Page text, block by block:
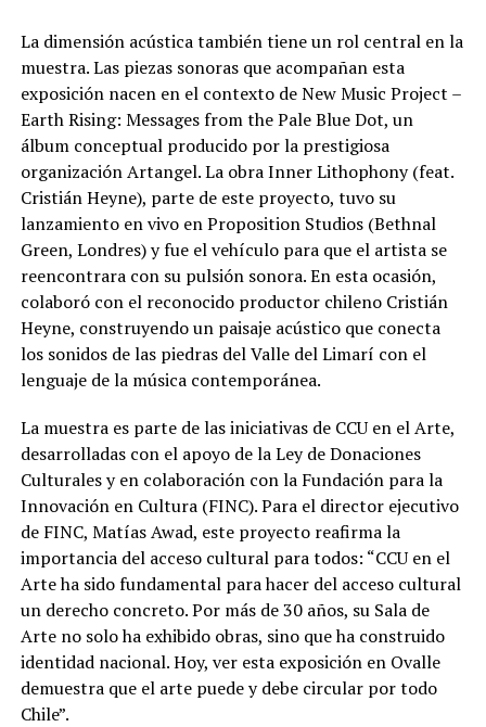
La dimensión acústica también tiene un rol central en la
muestra. Las piezas sonoras que acompañan esta
exposición nacen en el contexto de New Music Project –
Earth Rising: Messages from the Pale Blue Dot, un
álbum conceptual producido por la prestigiosa
organización Artangel. La obra Inner Lithophony (feat.
Cristián Heyne), parte de este proyecto, tuvo su
lanzamiento en vivo en Proposition Studios (Bethnal
Green, Londres) y fue el vehículo para que el artista se
reencontrara con su pulsión sonora. En esta ocasión,
colaboró con el reconocido productor chileno Cristián
Heyne, construyendo un paisaje acústico que conecta
los sonidos de las piedras del Valle del Limarí con el
lenguaje de la música contemporánea.
La muestra es parte de las iniciativas de CCU en el Arte,
desarrolladas con el apoyo de la Ley de Donaciones
Culturales y en colaboración con la Fundación para la
Innovación en Cultura (FINC). Para el director ejecutivo
de FINC, Matías Awad, este proyecto reafirma la
importancia del acceso cultural para todos: “CCU en el
Arte ha sido fundamental para hacer del acceso cultural
un derecho concreto. Por más de 30 años, su Sala de
Arte no solo ha exhibido obras, sino que ha construido
identidad nacional. Hoy, ver esta exposición en Ovalle
demuestra que el arte puede y debe circular por todo
Chile”.